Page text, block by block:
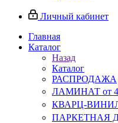
Личный кабинет
Главная
Каталог
Назад
Каталог
РАСПРОДАЖА
ЛАМИНАТ от
КВАРЦ-ВИНИЛ
ПАРКЕТНАЯ